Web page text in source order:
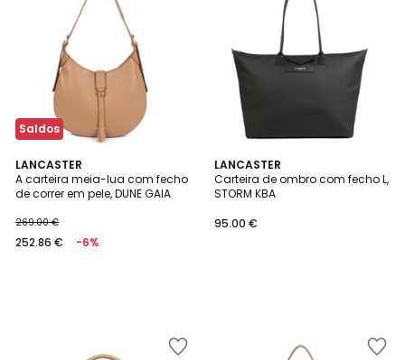
Saldos
LANCASTER
A carteira meia-lua com fecho
de correr em pele, DUNE GAIA
269.00 €
252.86 € -6%
LANCASTER
Carteira de ombro com fecho L,
STORM KBA
95.00 €